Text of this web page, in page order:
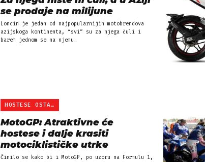
se prodaje na milijune
Loncin je jedan od najpopularnijih motobrendova
azijskoga kontinenta, “svi” su za njega čuli i
barem jednom se na njemu…
HOSTESE OSTAJU
MotoGP: Atraktivne će
hostese i dalje krasiti
motociklističke utrke
Činilo se kako bi i MotoGP, po uzoru na Formulu 1,